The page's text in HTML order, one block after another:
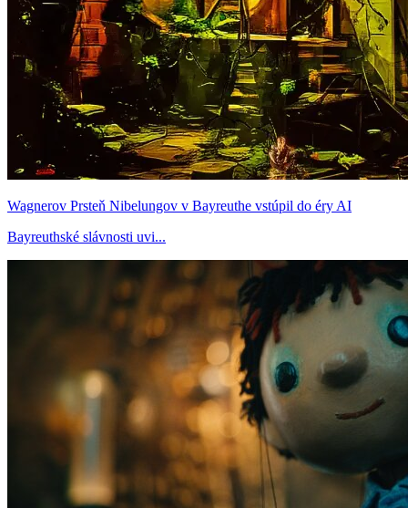
Wagnerov Prsteň Nibelungov v Bayreuthe vstúpil do éry AI
Bayreuthské slávnosti uvi...